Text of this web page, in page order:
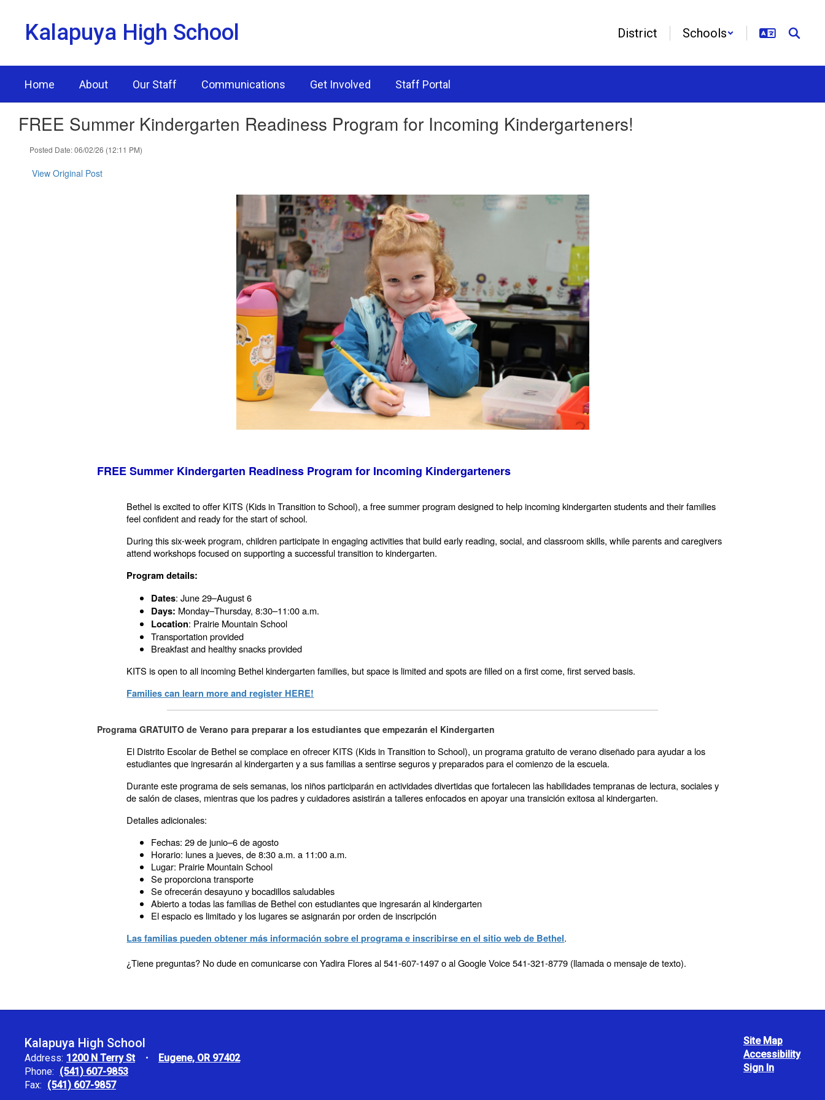
Kalapuya High School District Schools
Home About Our Staff Communications Get Involved Staff Portal
FREE Summer Kindergarten Readiness Program for Incoming Kindergarteners!
Posted Date: 06/02/26 (12:11 PM)
View Original Post
FREE Summer Kindergarten Readiness Program for Incoming Kindergarteners
Bethel is excited to offer KITS (Kids in Transition to School), a free summer program designed to helpincomingkindergarten students and their families
feel confident and ready for the start of school.
During this six-week program, children participate in engaging activities that build early reading, social, and classroom skills, while parents and caregivers
attend workshops focused on supporting a successful transition to kindergarten.
Program details:
Dates: June 29–August 6
Days: Monday–Thursday, 8:30–11:00 a.m.
Location: Prairie Mountain School
Transportation provided
Breakfast and healthy snacks provided
KITS is open to allincoming Bethel kindergarten families, but space is limited and spots are filled on a first come, first served basis.
Families can learn more and register HERE!
Programa GRATUITO de Verano para preparar a los estudiantes que empezarán el Kindergarten
El Distrito Escolar de Bethel se complace en ofrecer KITS (Kids in Transition to School), un programa gratuito de verano diseñado para ayudar a los
estudiantes que ingresarán al kindergarten y a sus familias a sentirse seguros y preparados para el comienzo de la escuela.
Durante este programa de seis semanas, los niños participarán en actividades divertidas que fortalecen las habilidades tempranas de lectura, sociales y
de salón de clases, mientras que los padres y cuidadores asistirán a talleres enfocados en apoyar una transición exitosa al kindergarten.
Detalles adicionales:
Fechas: 29 de junio–6 de agosto
Horario: lunes a jueves, de 8:30 a.m. a 11:00 a.m.
Lugar: Prairie Mountain School
Se proporciona transporte
Se ofrecerán desayuno y bocadillos saludables
Abierto a todas las familias de Bethel con estudiantes que ingresarán al kindergarten
El espacio es limitado y los lugares se asignarán por orden de inscripción
Las familias pueden obtener más información sobre el programa e inscribirse en el sitio web de Bethel.
¿Tiene preguntas? No dude en comunicarse con Yadira Flores al 541-607-1497 o al Google Voice 541-321-8779 (llamada o mensaje de texto).
Kalapuya High School
Address: 1200 N Terry St
Eugene, OR 97402
Phone: (541) 607-9853
Fax: (541) 607-9857
Site Map
Accessibility
Sign In